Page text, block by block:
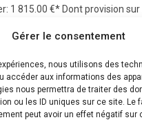
Gérer le consentement
nous utilisons des
accéder aux informations des
nous permettra de traiter des
ou les ID uniques sur ce site. Le
peut avoir un effet négatif sur
1 815.00 €* Dont provision sur
: 1 685€* Honoraires charge